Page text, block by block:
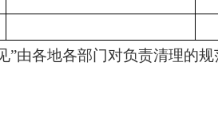
”由各地各部门对负责清理的